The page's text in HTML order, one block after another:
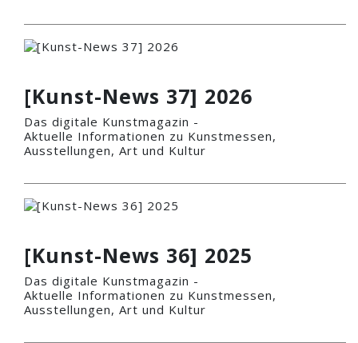
[Kunst-News 37] 2026
Das digitale Kunstmagazin -
Aktuelle Informationen zu Kunstmessen,
Ausstellungen, Art und Kultur
[Kunst-News 36] 2025
Das digitale Kunstmagazin -
Aktuelle Informationen zu Kunstmessen,
Ausstellungen, Art und Kultur